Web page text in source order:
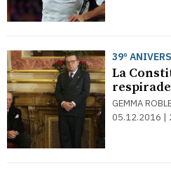
39º
La
GEMMA
05.12.2016 |